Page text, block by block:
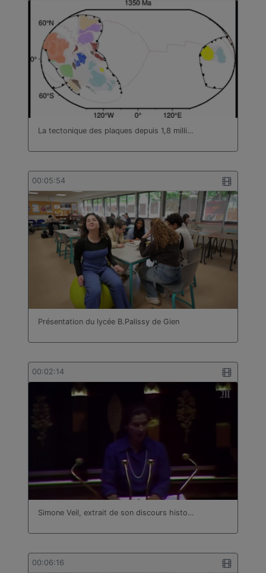
La tectonique des plaques depuis 1,8 milli…
00:05:54
Présentation du lycée B.Palissy de Gien
00:02:14
Simone Veil, extrait de son discours histo…
00:06:16